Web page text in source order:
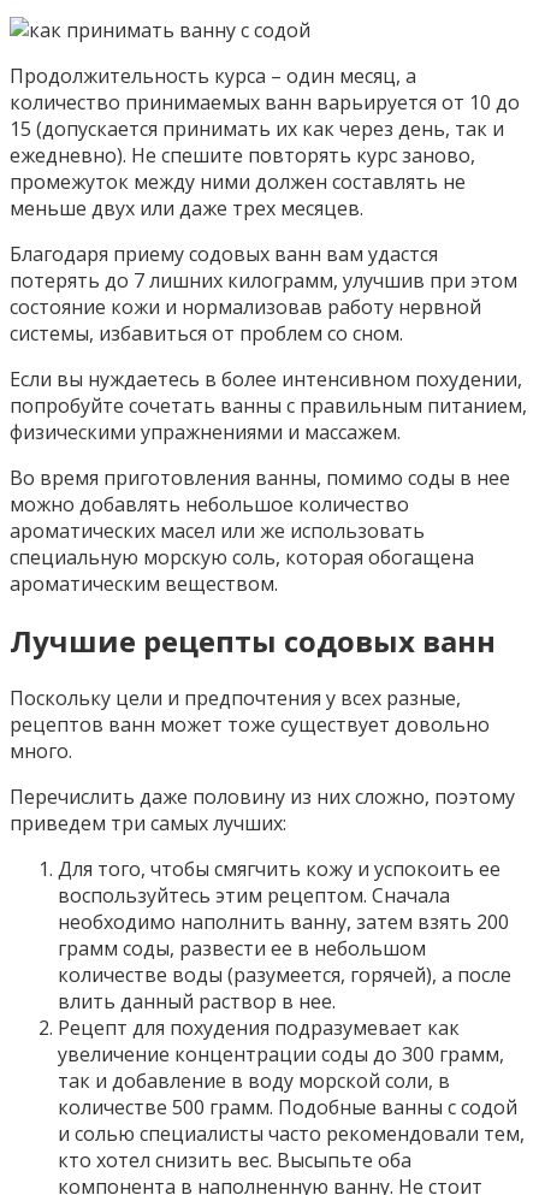
Продолжительность курса – один месяц, а
количество принимаемых ванн варьируется от 10 до
15 (допускается принимать их как через день, так и
ежедневно). Не спешите повторять курс заново,
промежуток между ними должен составлять не
меньше двух или даже трех месяцев.
Благодаря приему содовых ванн вам удастся
потерять до 7 лишних килограмм, улучшив при этом
состояние кожи и нормализовав работу нервной
системы, избавиться от проблем со сном.
Если вы нуждаетесь в более интенсивном похудении,
попробуйте сочетать ванны с правильным питанием,
физическими упражнениями и массажем.
Во время приготовления ванны, помимо соды в нее
можно добавлять небольшое количество
ароматических масел или же использовать
специальную морскую соль, которая обогащена
ароматическим веществом.
Лучшие рецепты содовых ванн
Поскольку цели и предпочтения у всех разные,
рецептов ванн может тоже существует довольно
много.
Перечислить даже половину из них сложно, поэтому
приведем три самых лучших:
Для того, чтобы смягчить кожу и успокоить ее
воспользуйтесь этим рецептом. Сначала
необходимо наполнить ванну, затем взять 200
грамм соды, развести ее в небольшом
количестве воды (разумеется, горячей), а после
влить данный раствор в нее.
Рецепт для похудения подразумевает как
увеличение концентрации соды до 300 грамм,
так и добавление в воду морской соли, в
количестве 500 грамм. Подобные ванны с содой
и солью специалисты часто рекомендовали тем,
кто хотел снизить вес. Высыпьте оба
компонента в наполненную ванну. Не стоит